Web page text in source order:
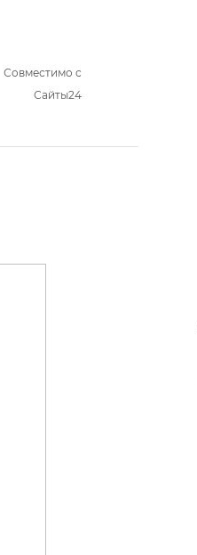
Совместимо с
Сайты24